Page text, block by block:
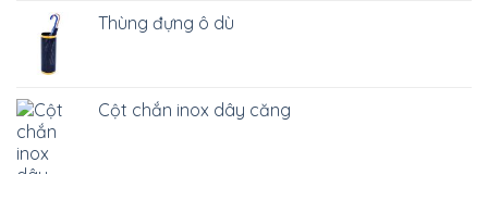
Thùng đựng ô dù
Cột chắn inox dây căng